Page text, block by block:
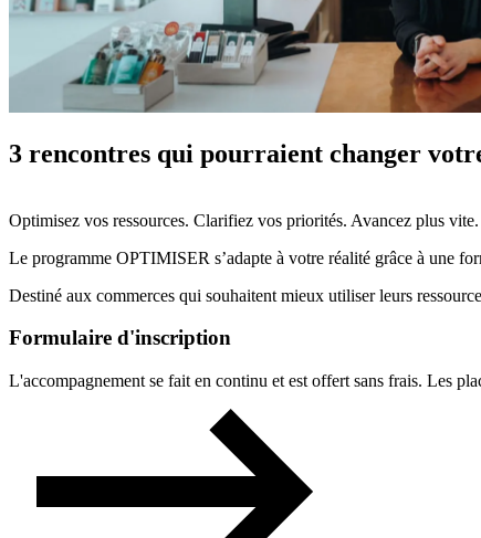
3 rencontres qui pourraient changer
Optimisez vos ressources. Clarifiez vos priorités. Avancez plus vite.
Le programme OPTIMISER s’adapte à votre réalité grâce à une
Destiné aux commerces qui souhaitent mieux utiliser leurs
Formulaire d'inscription
L'accompagnement se fait en continu et est offert sans frais. Les